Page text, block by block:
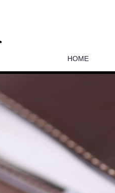
HOME